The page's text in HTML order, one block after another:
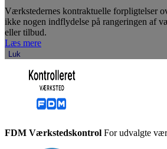
Værkstedernes kontraktuelle forpligtelser
ikke nogen indflydelse på rangeringen af
eller tilbud.
Læs mere
Luk
FDM Værkstedskontrol For udvalgte